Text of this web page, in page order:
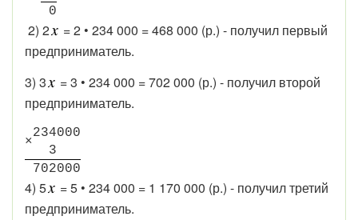
0
2) 2
= 2 • 234 000 = 468 000 (р.) - получил первый
предприниматель.
3) 3
= 3 • 234 000 = 702 000 (р.) - получил второй
предприниматель.
×
234000
3
702000
4) 5
= 5 • 234 000 = 1 170 000 (р.) - получил третий
предприниматель.